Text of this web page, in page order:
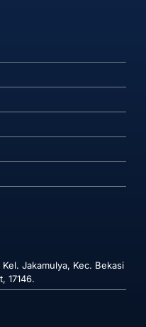
Jakamulya, Kec. Bekasi
17146.